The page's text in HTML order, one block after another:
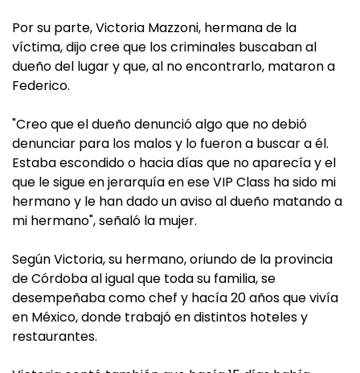
Por su parte, Victoria Mazzoni, hermana de la
víctima, dijo cree que los criminales buscaban al
dueño del lugar y que, al no encontrarlo, mataron a
Federico.
"Creo que el dueño denunció algo que no debió
denunciar para los malos y lo fueron a buscar a él.
Estaba escondido o hacia días que no aparecía y el
que le sigue en jerarquía en ese VIP Class ha sido mi
hermano y le han dado un aviso al dueño matando a
mi hermano", señaló la mujer.
Según Victoria, su hermano, oriundo de la provincia
de Córdoba al igual que toda su familia, se
desempeñaba como chef y hacía 20 años que vivía
en México, donde trabajó en distintos hoteles y
restaurantes.